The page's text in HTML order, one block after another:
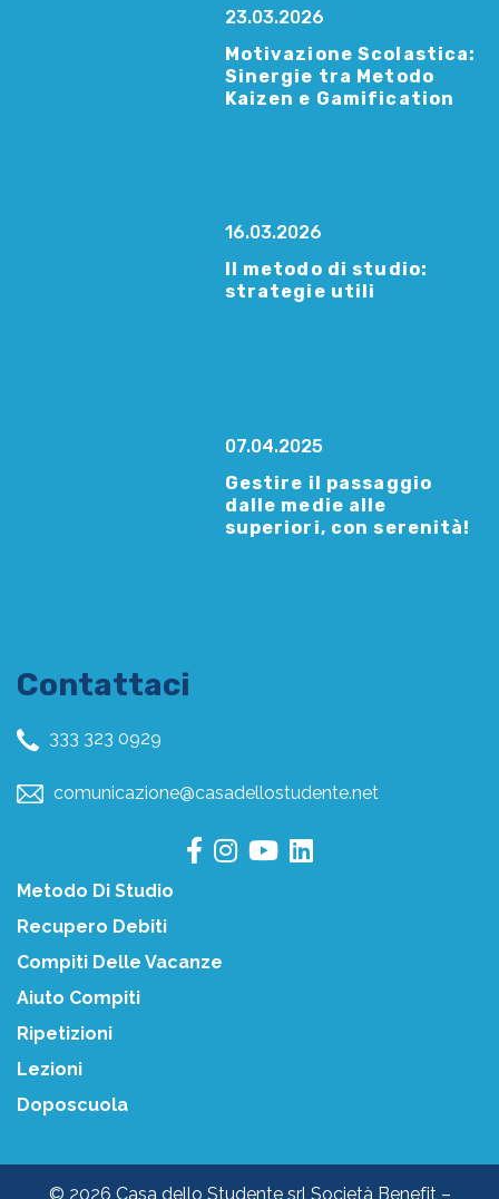
23.03.2026
Motivazione Scolastica:
Sinergie tra Metodo
Kaizen e Gamification
16.03.2026
Il metodo di studio:
strategie utili
07.04.2025
Gestire il passaggio
dalle medie alle
superiori, con serenità!
Contattaci
333 323 0929
comunicazione@casadellostudente.net
Metodo Di Studio
Recupero Debiti
Compiti Delle Vacanze
Aiuto Compiti
Ripetizioni
Lezioni
Doposcuola
© 2026 Casa dello Studente srl Società Benefit –